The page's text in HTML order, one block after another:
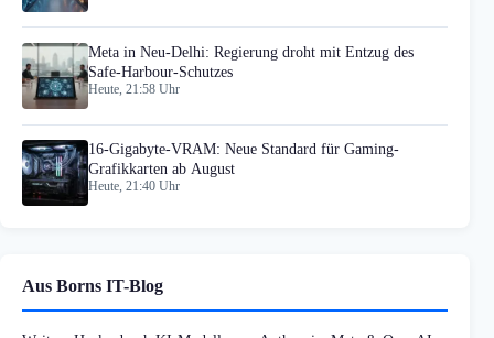
Meta in Neu-Delhi: Regierung droht mit Entzug des
Safe-Harbour-Schutzes
Heute, 21:58 Uhr
16-Gigabyte-VRAM: Neue Standard für Gaming-
Grafikkarten ab August
Heute, 21:40 Uhr
Aus Borns IT-Blog